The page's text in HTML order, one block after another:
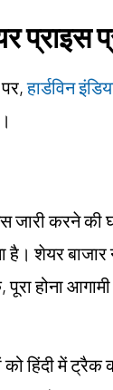
प्राइस
पर,हार्डविन
जारी करने
है। शेयर
होना
को हिंदी में